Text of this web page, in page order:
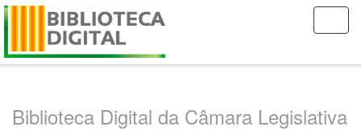
Skip
Biblioteca Digital da Câmara Legislativa